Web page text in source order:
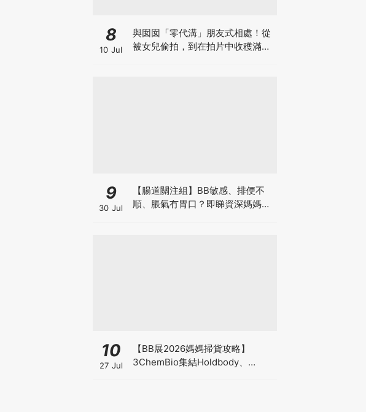
8
10 Jul
與囡囡「零代溝」朋友式相處！從
被女兒偷拍，到在拍片中收穫滿足
9
30 Jul
【腸道關注組】BB敏感、排便不
順、脹氣冇胃口？即睇資深媽媽分
10
27 Jul
【BB展2026媽媽掃貨攻略】
3ChemBio集結Holdbody、